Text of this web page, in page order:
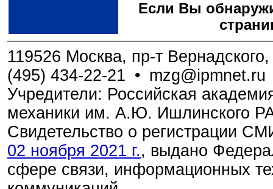
Если Вы
119526 Москва, пр-т
(495) 434-22-21 • mzg@ipmnet.ru
Учредители: Российская
механики им. А.Ю. Ишлинского
Свидетельство о регистрации
02 ноября 2021 г., выдано
сфере связи, информационных